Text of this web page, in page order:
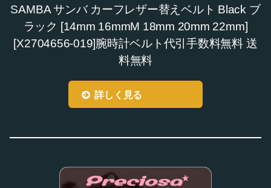
SAMBA サンバ カーフレザー替えベルト Black ブ
ラック [14mm 16mmM 18mm 20mm 22mm]
[X2704656-019]腕時計ベルト代引手数料無料 送
料無料
詳しく見る